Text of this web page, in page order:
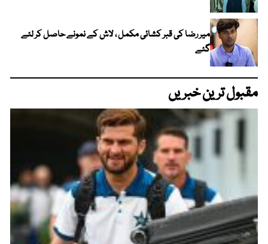
میر رضا کی قبر کشائی مکمل ، لاش کے نمونے حاصل کر لئے
گئے
مقبول ترین خبریں